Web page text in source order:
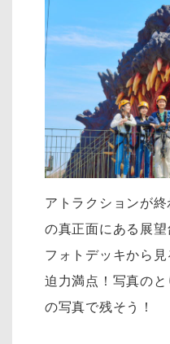
アトラクションが
の真正面にある展望
フォトデッキから見
迫力満点！写真の
の写真で残そう！